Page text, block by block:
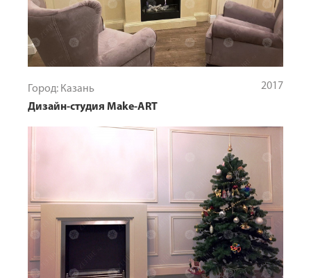
Город: Казань
2017
Дизайн-студия Make-ART